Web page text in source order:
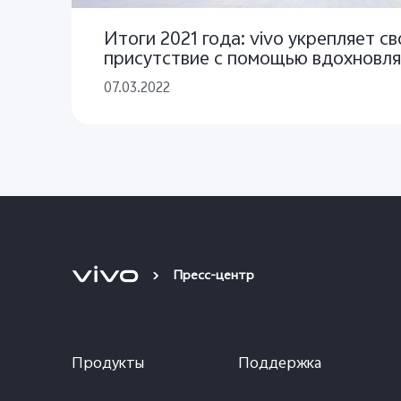
Итоги 2021 года: vivo укрепляет
присутствие с помощью
и стратегического партнерства,
на пользователя
07.03.2022
Пресс-центр
Продукты Поддержка